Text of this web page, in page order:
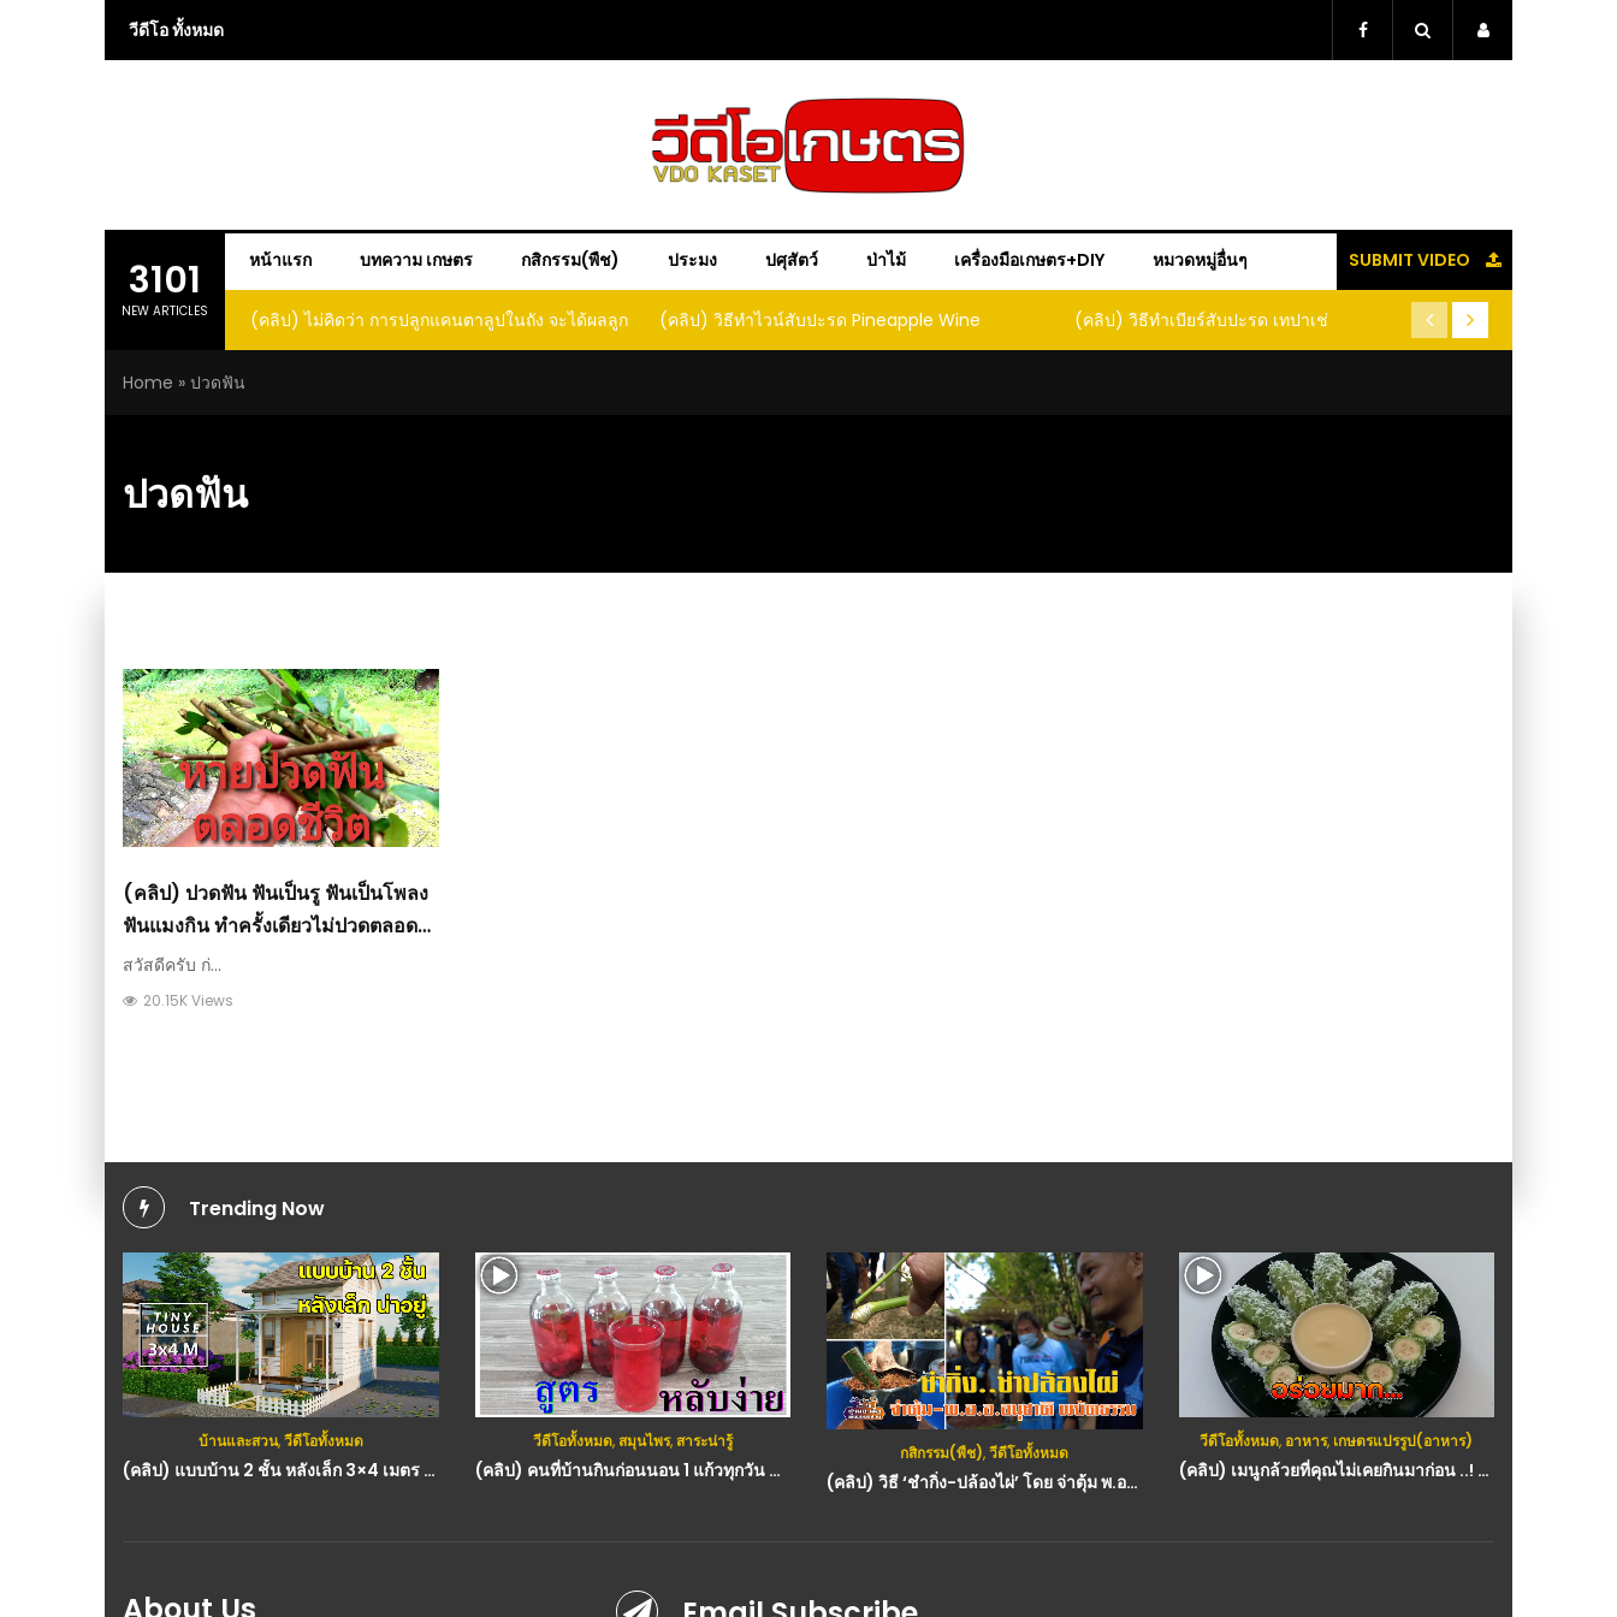
วีดีโอ ทั้งหมด
3101
NEW ARTICLES
หน้าแรก บทความ เกษตร กสิกรรม(พืช) ประมง ปศุสัตว์ ป่าไม้ เครื่องมือเกษตร+DIY หมวดหมู่อื่นๆ SUBMIT VIDEO
(คลิป) ไม่คิดว่า การปลูกแคนตาลูปในถัง จะได้ผลลูก
โตและหวานขนาดนี้ I didn’t expect that
(คลิป) วิธีทำไวน์สับปะรด Pineapple Wine (คลิป) วิธีทำเบียร์สับปะรด เทปาเช่
(คลิป) รู้แล้วจะหนาว!! หัวเดี
หนอนแมลง หนีกระเจิง
Home » ปวดฟัน
ปวดฟัน
(คลิป) ปวดฟัน ฟันเป็นรู ฟันเป็นโพลง
ฟันแมงกิน ทำครั้งเดียวไม่ปวดตลอด
ชีวิต : วีดีโอ เกษตร
สวัสดีครับ ก่...
20.15K Views
Trending Now
บ้านและสวน,วีดีโอทั้งหมด
(คลิป) แบบบ้าน 2 ชั้น หลังเล็ก 3×4 เมตร เหมาะสำหรับสร้างไว้พักผ่อน หรือสร้างเป็นบ้านสวน
วีดีโอทั้งหมด, สมุนไพร, สาระน่ารู้
(คลิป) คนที่บ้านกินก่อนนอน 1 แก้วทุกวัน หลับสบาย คนหลับยากสูตรนี้ช่วยได้ ไม่มีน้ำตาล
กสิกรรม(พืช),วีดีโอทั้งหมด
(คลิป) วิธี ‘ชำกิ่ง-ปล้องไผ่’ โดย จ่าตุ้ม พ.อ.อ.อนุชาติ พยัตธรรม : วีดีโอ เกษตร
วีดีโอทั้งหมด, อาหาร, เกษตรแปรรูป(อาหาร)
(คลิป) เมนูกล้วยที่คุณไม่เคยกินมาก่อน ..! อร่อยมาก ปลอดภัย ถูกกฏหมายแน่นอน